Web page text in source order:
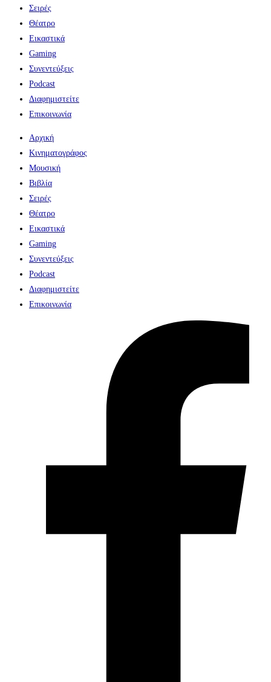
Σειρές
Θέατρο
Εικαστικά
Gaming
Συνεντεύξεις
Podcast
Διαφημιστείτε
Επικοινωνία
Αρχική
Κινηματογράφος
Μουσική
Βιβλία
Σειρές
Θέατρο
Εικαστικά
Gaming
Συνεντεύξεις
Podcast
Διαφημιστείτε
Επικοινωνία